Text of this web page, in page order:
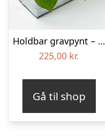
Holdbar gravpynt – Blomster til begravelse
225,00 kr.
Gå til shop